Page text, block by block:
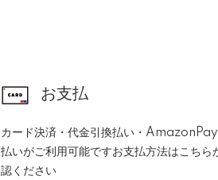
お支払
カード決済・代金引換払い・
払いがご利用可能ですお支払方法はこちら
認ください